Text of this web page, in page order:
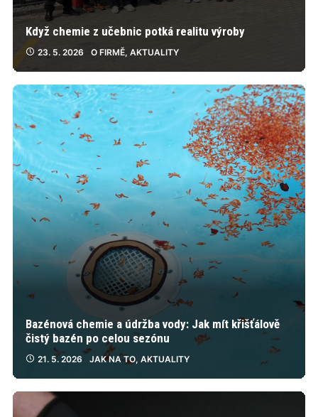
Když chemie z učebnic potká realitu výroby
23. 5. 2026 O FIRMĚ, AKTUALITY
Bazénová chemie a údržba vody: Jak mít křišťálově
čistý bazén po celou sezónu
21. 5. 2026 JAK NA TO, AKTUALITY